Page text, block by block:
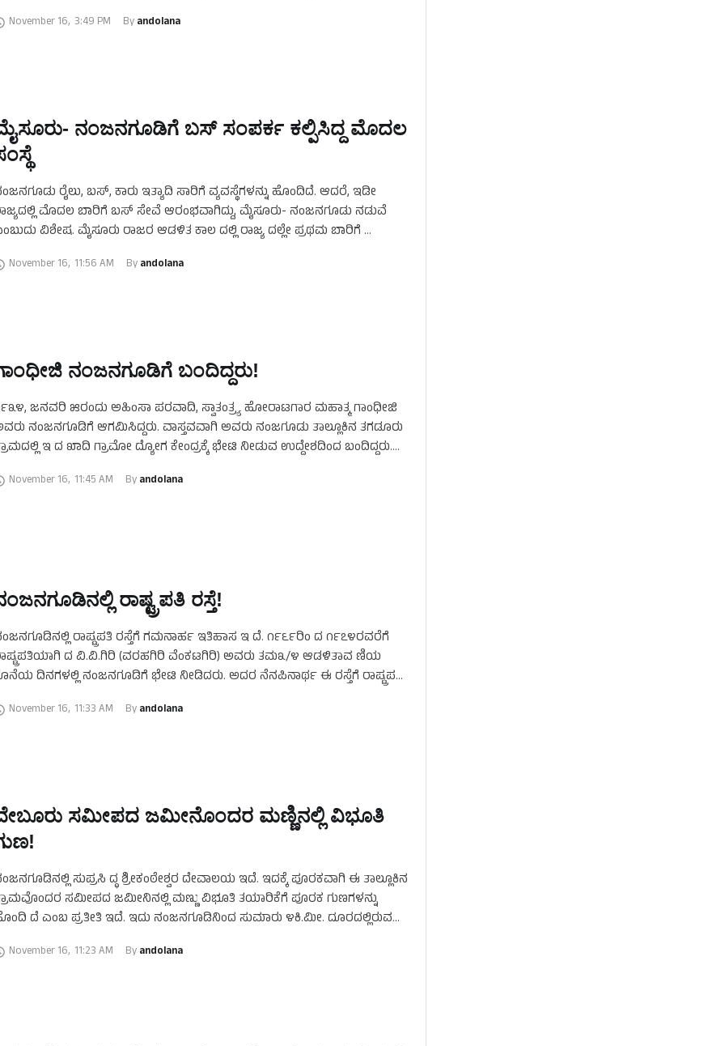
November 16, 3:49 PM By andolana
ನಂಜನಗೂಡಿಗೆ ಬಸ್‌ ಸಂಪರ್ಕ ಕಲ್ಪಿಸಿದ್ದ ಮೊದಲ
ರೈಲು, ಬಸ್‌, ಕಾರು ಇತ್ಯಾದಿ ಸಾರಿಗೆ ವ್ಯವಸ್ಥೆಗಳನ್ನು ಹೊಂದಿದೆ. ಆದರೆ, ಇಡೀ
ಮೊದಲ ಬಾರಿಗೆ ಬಸ್‌ ಸೇವೆ ಆರಂಭವಾಗಿದ್ದು, ಮೈಸೂರು- ನಂಜನಗೂಡು ನಡುವೆ
ವಿಶೇಷ. ಮೈಸೂರು ರಾಜರ ಆಡಳಿತ ಕಾಲ ದಲ್ಲಿ ರಾಜ್ಯ ದಲ್ಲೇ ಪ್ರಥಮ ಬಾರಿಗೆ …
November 16, 11:56 AM By andolana
ನಂಜನಗೂಡಿಗೆ ಬಂದಿದ್ದರು!
ಜನವರಿ ೫ರಂದು ಅಹಿಂಸಾ ಪರವಾದಿ, ಸ್ವಾತಂತ್ರ್ಯ ಹೋರಾಟಗಾರ ಮಹಾತ್ಮ ಗಾಂಧೀಜಿ
ನಂಜನಗೂಡಿಗೆ ಆಗಮಿಸಿದ್ದರು. ವಾಸ್ತವವಾಗಿ ಅವರು ನಂಜಗೂಡು ತಾಲ್ಲೂಕಿನ ತಗಡೂರು
ಇ ದ ಖಾದಿ ಗ್ರಾಮೋ ದ್ಯೋಗ ಕೇಂದ್ರಕ್ಕೆ ಭೇಟಿ ನೀಡುವ ಉದ್ದೇಶದಿಂದ ಬಂದಿದ್ದರು.
November 16, 11:45 AM By andolana
ರಾಷ್ಟ್ರಪತಿ ರಸ್ತೆ!
ರಾಷ್ಟ್ರಪತಿ ರಸ್ತೆಗೆ ಗಮನಾರ್ಹ ಇತಿಹಾಸ ಇ ದೆ. ೧೯೬೯ರಿಂ ದ ೧೯೭೪ರವರೆಗೆ
ದ ವಿ.ವಿ.ಗಿರಿ (ವರಹಗಿರಿ ವೆಂಕಟಗಿರಿ) ಅವರು ತಮ೩/೪ ಆಡಳಿತಾವ ಣಿಯ
ದಿನಗಳಲ್ಲಿ ನಂಜನಗೂಡಿಗೆ ಭೇಟಿ ನೀಡಿದರು. ಅದರ ನೆನಪಿನಾರ್ಥ ಈ ರಸ್ತೆಗೆ ರಾಷ್ಟ್ರಪತಿ
November 16, 11:33 AM By andolana
ಸಮೀಪದ ಜಮೀನೊಂದರ ಮಣ್ಣಿನಲ್ಲಿ ವಿಭೂತಿ
ಸುಪ್ರಸಿ ದ್ಧ ಶ್ರೀಕಂಠೇಶ್ವರ ದೇವಾಲಯ ಇದೆ. ಇದಕ್ಕೆ ಪೂರಕವಾಗಿ ಈ ತಾಲ್ಲೂಕಿನ
ಸಮೀಪದ ಜಮೀನಿನಲ್ಲಿ ಮಣ್ಣು ವಿಭೂತಿ ತಯಾರಿಕೆಗೆ ಪೂರಕ ಗುಣಗಳನ್ನು
ದೆ ಎಂಬ ಪ್ರತೀತಿ ಇದೆ. ಇದು ನಂಜನಗೂಡಿನಿಂದ ಸುಮಾರು ೪ಕಿ.ಮೀ. ದೂರದಲ್ಲಿರುವ
November 16, 11:23 AM By andolana